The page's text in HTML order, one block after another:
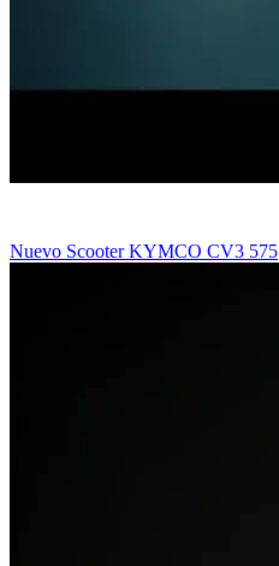
Nuevo Scooter KYMCO CV3 575